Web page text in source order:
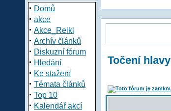
· Domů
· akce
· Akce_Reiki
· Archív článků
· Diskuzní fórum
· Hledání
· Ke stažení
· Témata článků
· Top 10
· Kalendář akcí
Točení hlavy